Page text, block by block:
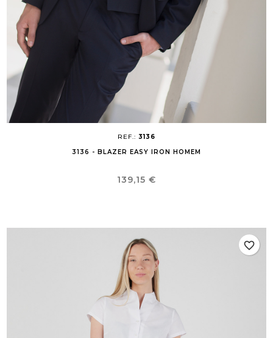
REF.: 3136
3136 - BLAZER EASY IRON HOMEM
Preço
139,15 €
favorite_border